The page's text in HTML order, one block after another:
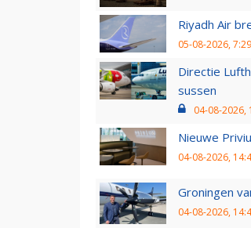
Riyadh Air
05-08-2026, 7:29
Directie
sussen
04-08-2026,
Nieuwe
04-08-2026,
Groningen
04-08-2026,